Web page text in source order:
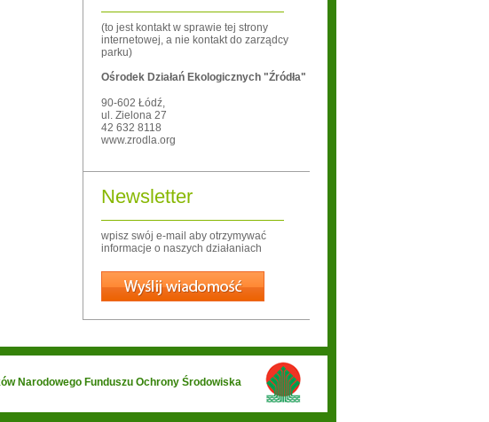
(to jest kontakt w sprawie tej strony
internetowej, a nie kontakt do zarządcy
parku)
Ośrodek Działań Ekologicznych "Źródła"
90-602 Łódź,
ul. Zielona 27
42 632 8118
www.zrodla.org
Newsletter
wpisz swój e-mail aby otrzymywać
informacje o naszych działaniach
Wyślij
Narodowego Funduszu Ochrony Środowiska